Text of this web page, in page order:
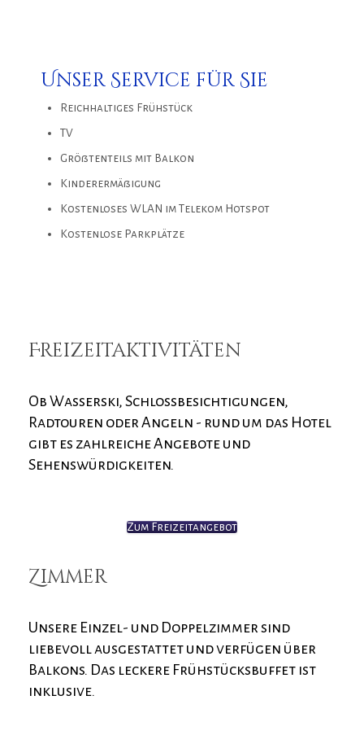
Unser Service für Sie
Reichhaltiges Frühstück
TV
Größtenteils mit Balkon
Kinderermäßigung
Kostenloses WLAN im Telekom Hotspot
Kostenlose Parkplätze
Freizeitaktivitäten
Ob Wasserski, Schlossbesichtigungen,
Radtouren oder Angeln - rund um das Hotel
gibt es zahlreiche Angebote und
Sehenswürdigkeiten.
Zum Freizeitangebot
Zimmer
Unsere Einzel- und Doppelzimmer sind
liebevoll ausgestattet und verfügen über
Balkons. Das leckere Frühstücksbuffet ist
inklusive.